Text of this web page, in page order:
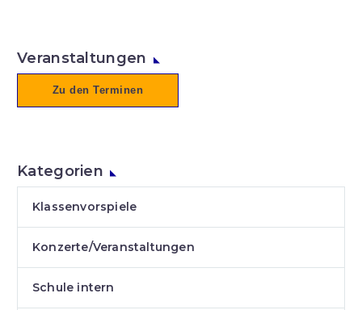
Veranstaltungen
Zu den Terminen
Kategorien
Klassenvorspiele
Konzerte/Veranstaltungen
Schule intern